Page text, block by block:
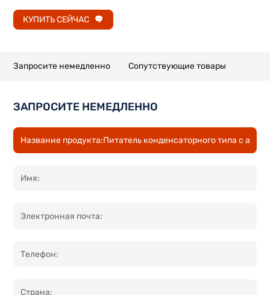
КУПИТЬ СЕЙЧАС
Запросите немедленно Сопутствующие товары
ЗАПРОСИТЕ НЕМЕДЛЕННО